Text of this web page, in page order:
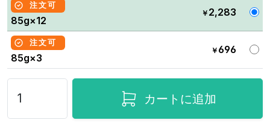
注文可
85g×12
￥ 2,283
注文可
85g×3
￥ 696
カートに追加